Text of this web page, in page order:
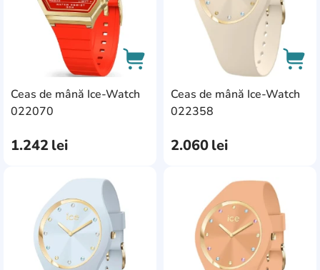
Ceas de mână Ice-Watch
022070
1.242lei
AddCardToCart
Ceas de mână Ice-Watch
022358
2.060lei
AddCardToFavourite